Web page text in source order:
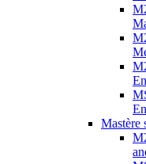
Mastère